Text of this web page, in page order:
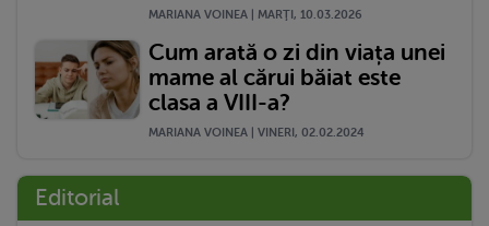
MARIANA VOINEA | MARŢI, 10.03.2026
Cum arată o zi din viața unei
mame al cărui băiat este
clasa a VIII-a?
MARIANA VOINEA | VINERI, 02.02.2024
Editorial